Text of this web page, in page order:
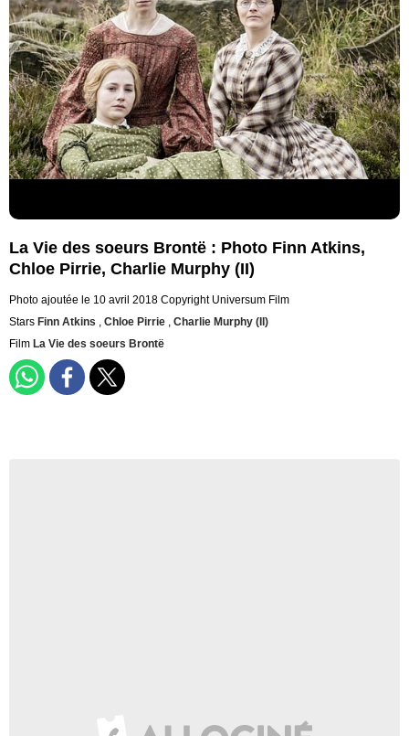
La Vie des soeurs Brontë : Photo Finn Atkins,
Chloe Pirrie, Charlie Murphy (II)
Photo ajoutée le 10 avril 2018 Copyright Universum Film
Stars Finn Atkins , Chloe Pirrie , Charlie Murphy (II)
Film La Vie des soeurs Brontë